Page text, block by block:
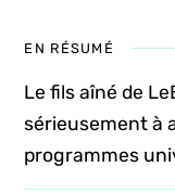
EN RÉSUMÉ
Le fils aîné de
sérieusement à
programmes